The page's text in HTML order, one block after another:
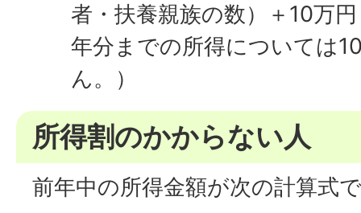
者・扶養親族の数）＋10万
年分までの所得については
ん。）
所得割のかからない人
前年中の所得金額が次の計算式